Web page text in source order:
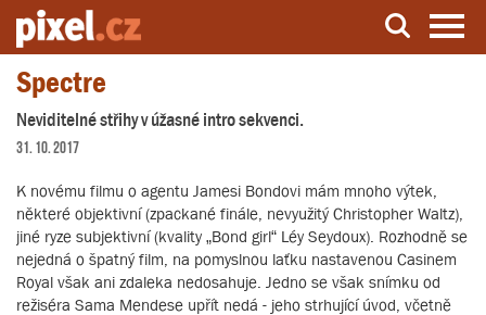
Server o natáčení a zpracování videa
Spectre
Neviditelné střihy v úžasné intro sekvenci.
31. 10. 2017
K novému filmu o agentu Jamesi Bondovi mám mnoho výtek,
některé objektivní (zpackané finále, nevyužitý Christopher Waltz),
jiné ryze subjektivní (kvality „Bond girl“ Léy Seydoux). Rozhodně se
nejedná o špatný film, na pomyslnou laťku nastavenou Casinem
Royal však ani zdaleka nedosahuje. Jedno se však snímku od
režiséra Sama Mendese upřít nedá - jeho strhující úvod, včetně